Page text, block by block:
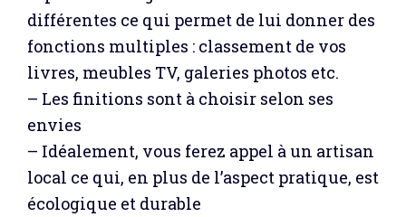
différentes ce qui permet de lui donner des
fonctions multiples : classement de vos
livres, meubles TV, galeries photos etc.
– Les finitions sont à choisir selon ses
envies
– Idéalement, vous ferez appel à un artisan
local ce qui, en plus de l’aspect pratique, est
écologique et durable